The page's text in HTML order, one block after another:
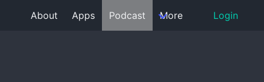
About Apps Podcast More Login